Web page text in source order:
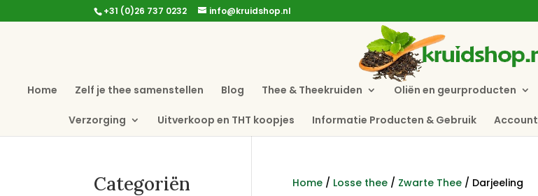
+31 (0)26 737 0232 info@kruidshop.nl
Home Zelf je thee samenstellen Blog Thee & Theekruiden Oliën en geurproducten
Verzorging Uitverkoop en THT koopjes Informatie Producten & Gebruik Account
Home/ Losse thee/ Zwarte Thee/ Darjeeling
Categoriën